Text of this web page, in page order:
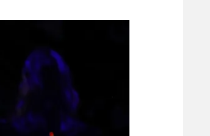
תקנון עבור פעילות ספורט 1 – "מרלן"